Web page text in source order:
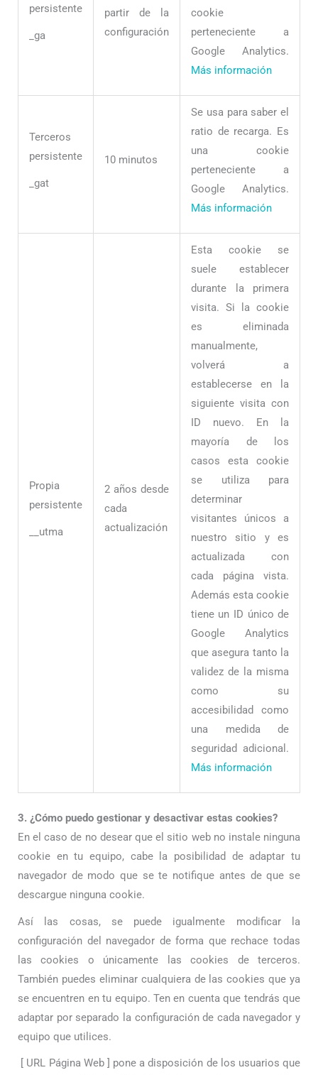
persistente
_ga
partir de la
configuración
cookie
perteneciente a
Google Analytics.
Más información
Terceros
persistente
_gat
10 minutos
Se usa para saber el
ratio de recarga. Es
una cookie
perteneciente a
Google Analytics.
Más información
Propia
persistente
__utma
2 años desde
cada
actualización
Esta cookie se
suele establecer
durante la primera
visita. Si la cookie
es eliminada
manualmente,
volverá a
establecerse en la
siguiente visita con
ID nuevo. En la
mayoría de los
casos esta cookie
se utiliza para
determinar
visitantes únicos a
nuestro sitio y es
actualizada con
cada página vista.
Además esta cookie
tiene un ID único de
Google Analytics
que asegura tanto la
validez de la misma
como su
accesibilidad como
una medida de
seguridad adicional.
Más información
3. ¿Cómo puedo gestionar y desactivar estas cookies?
En el caso de no desear que el sitio web no instale ninguna
cookie en tu equipo, cabe la posibilidad de adaptar tu
navegador de modo que se te notifique antes de que se
descargue ninguna cookie.
Así las cosas, se puede igualmente modificar la
configuración del navegador de forma que rechace todas
las cookies o únicamente las cookies de terceros.
También puedes eliminar cualquiera de las cookies que ya
se encuentren en tu equipo. Ten en cuenta que tendrás que
adaptar por separado la configuración de cada navegador y
equipo que utilices.
[ URL Página Web ]
pone a disposición de los usuarios que